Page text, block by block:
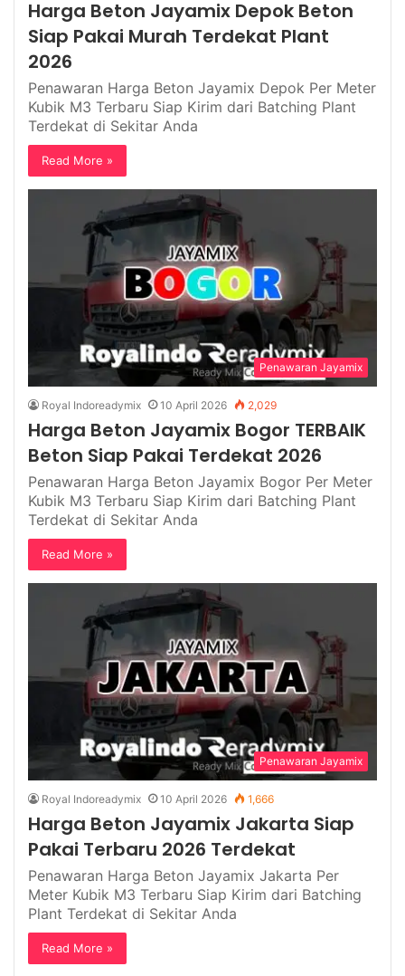
Harga Beton Jayamix Depok Beton
Siap Pakai Murah Terdekat Plant
2026
Penawaran Harga Beton Jayamix Depok Per Meter
Kubik M3 Terbaru Siap Kirim dari Batching Plant
Terdekat di Sekitar Anda
Read More »
Penawaran Jayamix
Royal Indoreadymix 10 April 2026 2,029
Harga Beton Jayamix Bogor TERBAIK
Beton Siap Pakai Terdekat 2026
Penawaran Harga Beton Jayamix Bogor Per Meter
Kubik M3 Terbaru Siap Kirim dari Batching Plant
Terdekat di Sekitar Anda
Read More »
Penawaran Jayamix
Royal Indoreadymix 10 April 2026 1,666
Harga Beton Jayamix Jakarta Siap
Pakai Terbaru 2026 Terdekat
Penawaran Harga Beton Jayamix Jakarta Per
Meter Kubik M3 Terbaru Siap Kirim dari Batching
Plant Terdekat di Sekitar Anda
Read More »